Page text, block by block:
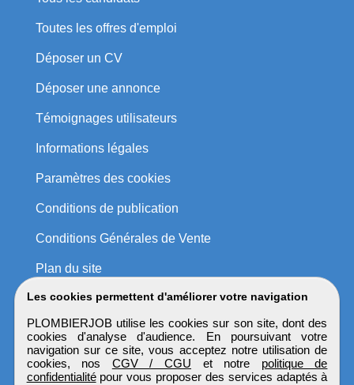
Les cookies permettent d'améliorer votre navigation
PLOMBIERJOB utilise les cookies sur son site, dont des
cookies d'analyse d'audience. En poursuivant votre
navigation sur ce site, vous acceptez notre utilisation de
cookies, nos CGV / CGU et notre politique de
confidentialitépour vous proposer des services adaptés à
Toutes les offres d'emploi
Déposer un CV
Déposer une annonce
Témoignages utilisateurs
Informations légales
Paramètres des cookies
Conditions de publication
Conditions Générales de Vente
Plan du site